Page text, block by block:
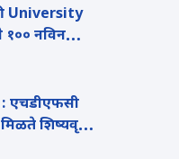
University
नविन
पहा संपुर्ण
एचडीएफसी
शिष्यवृत्ती,